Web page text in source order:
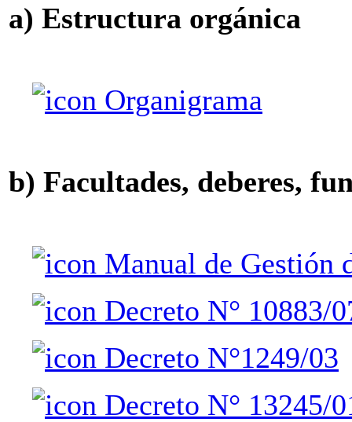
a) Estructura orgánica
Organigrama
b) Facultades, deberes,
Manual de Gestión
Decreto N° 10883/
Decreto N°1249/03
Decreto N° 13245/